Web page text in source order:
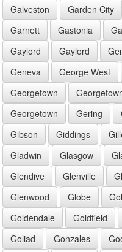
Galveston
Garden City
Garnett
Gastonia
Gaylord
Gaylord
Geneva
George West
Georgetown
Georgetown
Gering
Gibson
Giddings
Gladwin
Glasgow
Glendive
Glenville
Glenwood
Globe
Goldendale
Goldfield
Goliad
Gonzales